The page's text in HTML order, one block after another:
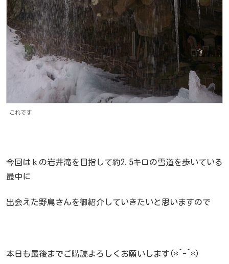
これです
今回はｋの岩井滝を目指して約2.5キロの雪道を歩いている
最中に
出会えた野鳥さんを御紹介していきたいと思いますので
本日も最後までご購読よろしくお願いします(*^-^*)